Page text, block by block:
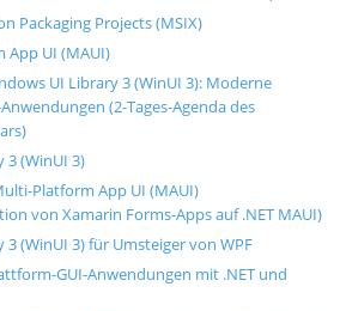
Packaging Projects (MSIX)
App UI (MAUI)
UI Library 3 (WinUI 3): Moderne
(2-Tages-Agenda des
3 (WinUI 3)
Platform App UI (MAUI)
von Xamarin Forms-Apps auf .NET MAUI)
(WinUI 3) für Umsteiger von WPF
GUI-Anwendungen mit .NET und